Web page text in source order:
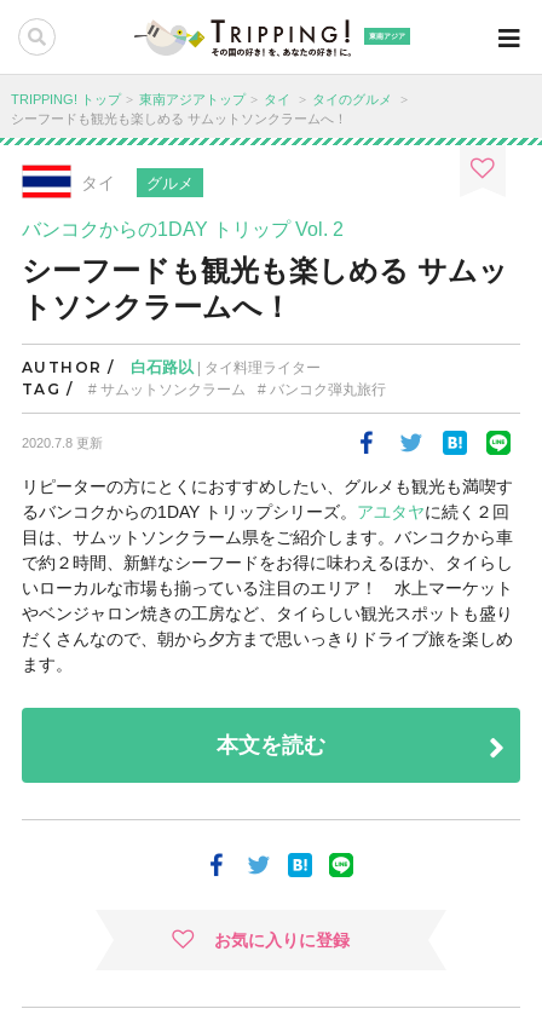
東南アジア
TRIPPING! トップ 東南アジアトップ タイ
タイのグルメ
シーフードも観光も楽しめる サムットソンクラームへ！
タイ グルメ
バンコクからの1DAY トリップ Vol. 2
シーフードも観光も楽しめる サムッ
トソンクラームへ！
AUTHOR / 白石路以| タイ料理ライター
TAG / サムットソンクラーム バンコク弾丸旅行
2020.7.8 更新
リピーターの方にとくにおすすめしたい、グルメも観光も満喫す
るバンコクからの1DAY トリップシリーズ。 アユタヤに続く２回
目は、サムットソンクラーム県をご紹介します。バンコクから車
で約２時間、新鮮なシーフードをお得に味わえるほか、タイらし
いローカルな市場も揃っている注目のエリア！ 水上マーケット
やベンジャロン焼きの工房など、タイらしい観光スポットも盛り
だくさんなので、朝から夕方まで思いっきりドライブ旅を楽しめ
ます。
本文を読む
お気に入りに登録